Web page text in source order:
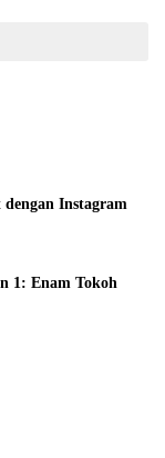
Instagram
1: Enam Tokoh